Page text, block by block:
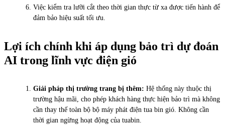
Việc kiểm tra lưỡi cắt theo thời gian thực từ xa được tiến hành để
đảm bảo hiệu suất tối ưu.
Lợi ích chính khi áp dụng bảo trì dự đoán
AI trong lĩnh vực điện gió
Giải pháp thị trường trang bị thêm: Hệ thống này thuộc thị
trường hậu mãi, cho phép khách hàng thực hiện bảo trì mà không
cần thay thế toàn bộ bộ máy phát điện tua bin gió. Không cần
thời gian ngừng hoạt động của tuabin.